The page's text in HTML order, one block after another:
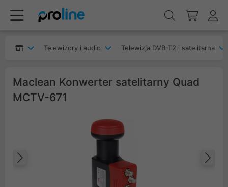
Telewizory i audio Telewizja DVB-T2 i satelitarna
Maclean Konwerter satelitarny Quad
MCTV-671